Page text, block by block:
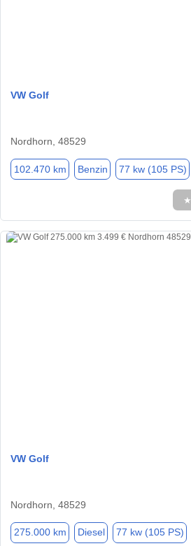
VW Golf
Nordhorn, 48529
102.470 km Benzin 77 kw (105 PS)
★
VW Golf
Nordhorn, 48529
275.000 km Diesel 77 kw (105 PS)